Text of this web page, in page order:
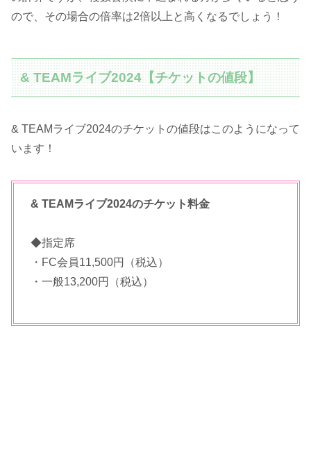
ので、その場合の倍率は2倍以上と高くなるでしょう！
& TEAMライブ2024【チケットの値段】
& TEAMライブ2024のチケットの値段はこのようになって
います！
& TEAMライブ2024のチケット料金
◆指定席
・FC会員11,500円（税込）
・一般13,200円（税込）